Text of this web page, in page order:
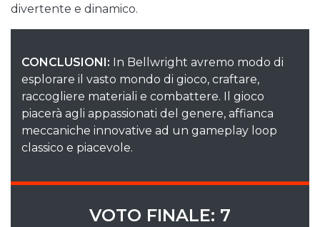
divertente e dinamico.
CONCLUSIONI: In Bellwright avremo modo di
esplorare il vasto mondo di gioco, craftare,
raccogliere materiali e combattere. Il gioco
piacerà agli appassionati del genere, affianca
meccaniche innovative ad un gameplay loop
classico e piacevole.
VOTO FINALE: 7